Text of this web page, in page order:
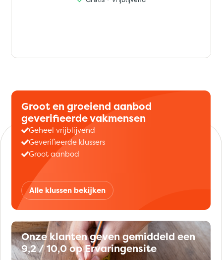
Groot en groeiend aanbod
geverifieerde vakmensen
Geheel vrijblijvend
Geverifieerde klussers
Groot aanbod
Alle klussen bekijken
Onze klanten geven gemiddeld een
9,2 / 10,0 op Ervaringensite